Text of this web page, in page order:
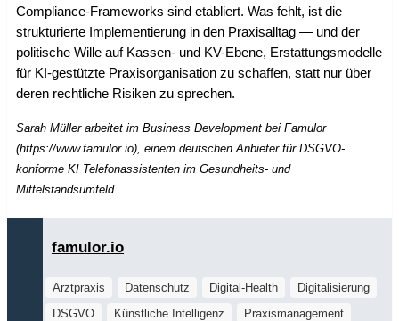
Compliance-Frameworks sind etabliert. Was fehlt, ist die
strukturierte Implementierung in den Praxisalltag — und der
politische Wille auf Kassen- und KV-Ebene, Erstattungsmodelle
für KI-gestützte Praxisorganisation zu schaffen, statt nur über
deren rechtliche Risiken zu sprechen.
Sarah Müller arbeitet im Business Development bei Famulor
(https://www.famulor.io), einem deutschen Anbieter für DSGVO-
konforme KI Telefonassistenten im Gesundheits- und
Mittelstandsumfeld.
famulor.io
Arztpraxis Datenschutz Digital-Health
Digitalisierung
DSGVO
Künstliche Intelligenz
Praxismanagement